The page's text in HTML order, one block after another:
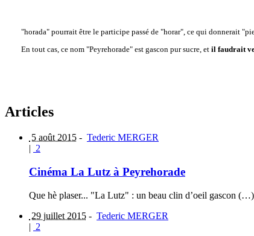
"horada" pourrait être le participe passé de "horar", ce qui donnerait
En tout cas, ce nom "Peyrehorade" est gascon pur sucre, et il faudrait
Articles
5 août 2015 - Tederic MERGER
| 2
Cinéma La Lutz à Peyrehorade
Que hè plaser... "La Lutz" : un beau clin d’oeil gascon (…)
29 juillet 2015 - Tederic MERGER
| 2